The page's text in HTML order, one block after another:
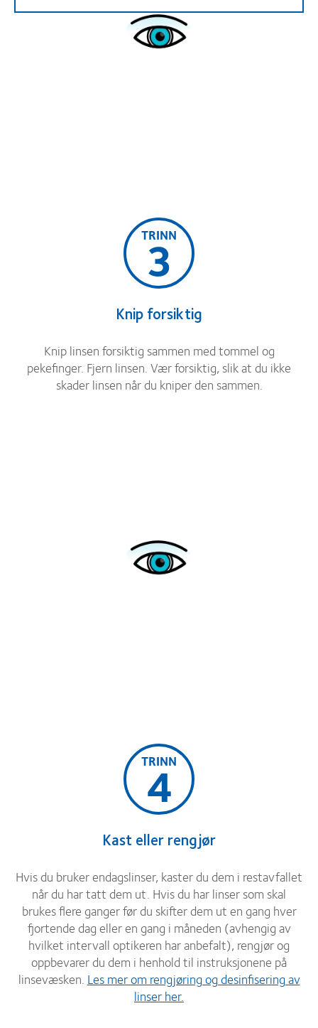
TRINN
3
Knip forsiktig
Knip linsen forsiktig sammen med tommel og
pekefinger. Fjern linsen. Vær forsiktig, slik at du ikke
skader linsen når du kniper den sammen.
TRINN
4
Kast eller rengjør
Hvis du bruker endagslinser, kaster du dem i restavfallet
når du har tatt dem ut. Hvis du har linser som skal
brukes flere ganger før du skifter dem ut en gang hver
fjortende dag eller en gang i måneden (avhengig av
hvilket intervall optikeren har anbefalt), rengjør og
oppbevarer du dem i henhold til instruksjonene på
linsevæsken. Les mer om rengjøring og desinfisering av
linser her.